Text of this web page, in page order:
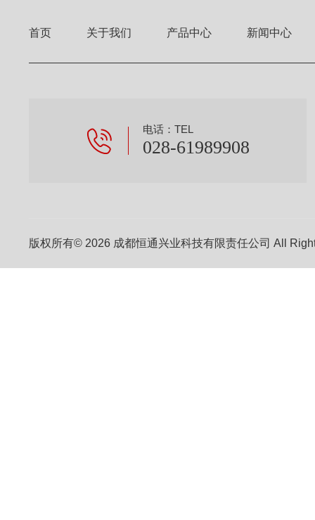
首页 关于我们 产品中心 新闻中心
电话：TEL
028-61989908
版权所有© 2026 成都恒通兴业科技有限责任公司 All